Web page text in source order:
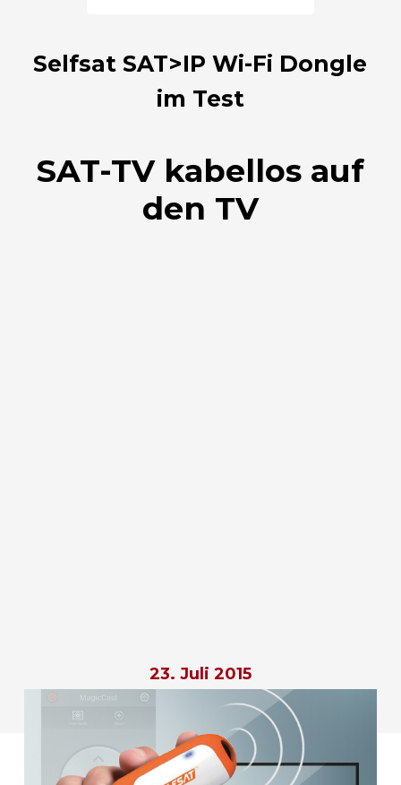
Selfsat SAT>IP Wi-Fi Dongle
im Test
SAT-TV kabellos auf
den TV
23. Juli 2015